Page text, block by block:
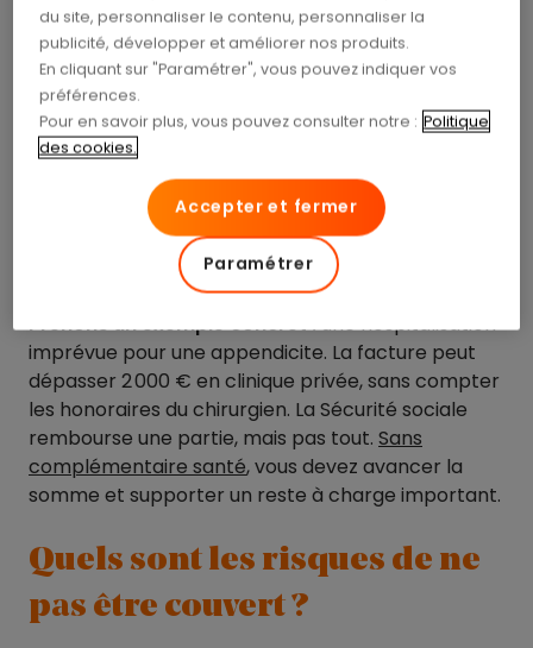
complémentaire santé ?
La perception est simple : si vous ne consultez
pas souvent, vous avez l’impression de « payer
pour rien ».Le coût mensuel d’une mutuelle peut
sembler inutile quand on ne va chez le médecin
qu’une ou deux fois par an. Certains préfèrent
attendre un problème de santé avant de
souscrire. Pourtant, cette logique ne tient pas face
à la réalité des dépenses médicales imprévues.
Prenons un exemple concret :une hospitalisation
imprévue pour une appendicite. La facture peut
dépasser 2 000 € en clinique privée, sans compter
les honoraires du chirurgien. La Sécurité sociale
rembourse une partie, mais pas tout. Sans
complémentaire santé, vous devez avancer la
somme et supporter un reste à charge important.
Quels sont les risques de ne
pas être couvert ?
du site, personnaliser le contenu, personnaliser la
publicité, développer et améliorer nos produits.
En cliquant sur "Paramétrer", vous pouvez indiquer vos
préférences.
Pour en savoir plus, vous pouvez consulter notre : Politique
des cookies.
Accepter et fermer
Paramétrer